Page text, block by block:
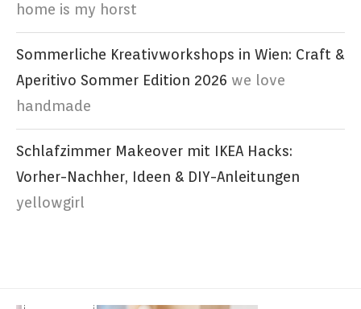
home is my horst
Sommerliche Kreativworkshops in Wien: Craft &
Aperitivo Sommer Edition 2026 we love
handmade
Schlafzimmer Makeover mit IKEA Hacks:
Vorher-Nachher, Ideen & DIY-Anleitungen
yellowgirl